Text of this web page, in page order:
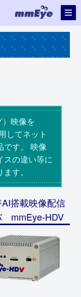
映像を
してネット
です。 映像
スの違い等に
す。
搭載映像配信
mmEye-HDV